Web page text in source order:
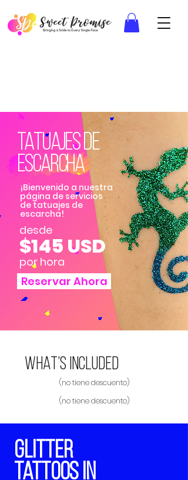
TATUAJES DE
ESCARCHA
¡Bienvenido a nuestra
página de servicios
de tatuajes de
escarcha!
desde
$145 USD
por hora
Reservar Ahora
What’s included
(no tiene descuento)
(no tiene descuento)
Glitter
Tattoos in